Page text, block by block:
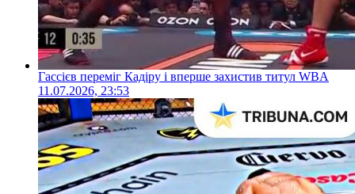
Гассієв переміг Кадіру і вперше захистив титул WBA
11.07.2026, 23:53